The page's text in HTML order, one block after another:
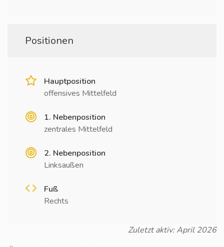
Positionen
Hauptposition
offensives Mittelfeld
1. Nebenposition
zentrales Mittelfeld
2. Nebenposition
Linksaußen
Fuß
Rechts
Zuletzt aktiv: April 2026